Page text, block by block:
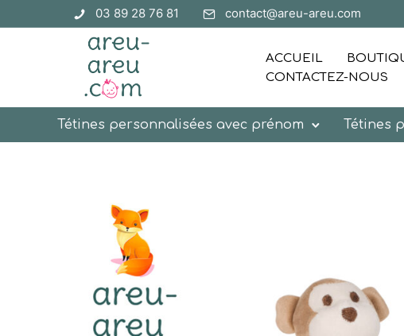
03 89 28 76 81 contact@areu-areu.com
ACCUEIL
CONTACTEZ-NOUS
Tétines personnalisées avec prénom Tétines